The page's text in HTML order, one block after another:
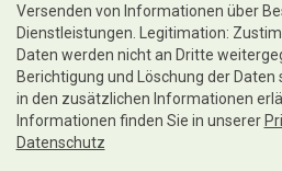
Versenden von Informationen über
Dienstleistungen. Legitimation:
Daten werden nicht an Dritte
Berichtigung und Löschung der
in den zusätzlichen Informationen
Informationen finden Sie in unserer
Datenschutz